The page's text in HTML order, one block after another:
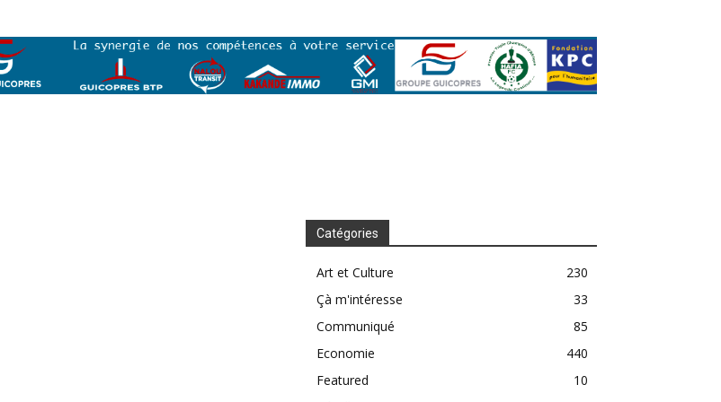
Catégories
Art et Culture
230
Çà m'intéresse
33
Communiqué
85
Economie
440
Featured
10